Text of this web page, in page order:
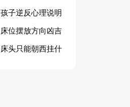
孩子逆反心理说明
了什么
床位摆放方向凶吉
床头只能朝西挂什